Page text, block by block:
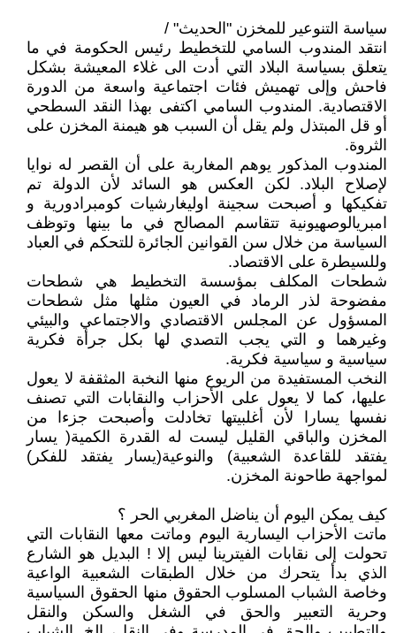
سياسة التنوعير للمخزن "الحديث" /
انتقد المندوب السامي للتخطيط رئيس الحكومة في ما
يتعلق بسياسة البلاد التي أدت الى غلاء المعيشة بشكل
فاحش وإلى تهميش فئات اجتماعية واسعة من الدورة
الاقتصادية. المندوب السامي اكتفى بهذا النقد السطحي
أو قل المبتذل ولم يقل أن السبب هو هيمنة المخزن على
الثروة.
المندوب المذكور يوهم المغاربة على أن القصر له نوايا
لإصلاح البلاد. لكن العكس هو السائد لأن الدولة تم
تفكيكها و أصبحت سجينة اوليغارشيات كومبرادورية و
امبريالوصهيونية تتقاسم المصالح في ما بينها وتوظف
السياسة من خلال سن القوانين الجائرة للتحكم في العباد
وللسيطرة على الاقتصاد.
شطحات المكلف بمؤسسة التخطيط هي شطحات
مفضوحة لذر الرماد في العيون مثلها مثل شطحات
المسؤول عن المجلس الاقتصادي والاجتماعي والبيئي
وغيرهما و التي يجب التصدي لها بكل جرأة فكرية
سياسية و سياسية فكرية.
النخب المستفيدة من الريوع منها النخبة المثقفة لا يعول
عليها، كما لا يعول على الأحزاب والنقابات التي تصنف
نفسها يسارا لأن أغلبيتها تخادلت وأصبحت جزءا من
المخزن والباقي القليل ليست له القدرة الكمية( يسار
يفتقد للقاعدة الشعبية) والنوعية(يسار يفتقد للفكر)
لمواجهة طاحونة المخزن.
كيف يمكن اليوم أن يناضل المغربي الحر ؟
ماتت الأحزاب اليسارية اليوم وماتت معها النقابات التي
تحولت إلى نقابات الفيترينا ليس إلا ! البديل هو الشارع
الذي بدأ يتحرك من خلال الطبقات الشعبية الواعية
وخاصة الشباب المسلوب الحقوق منها الحقوق السياسية
وحرية التعبير والحق في الشغل والسكن والنقل